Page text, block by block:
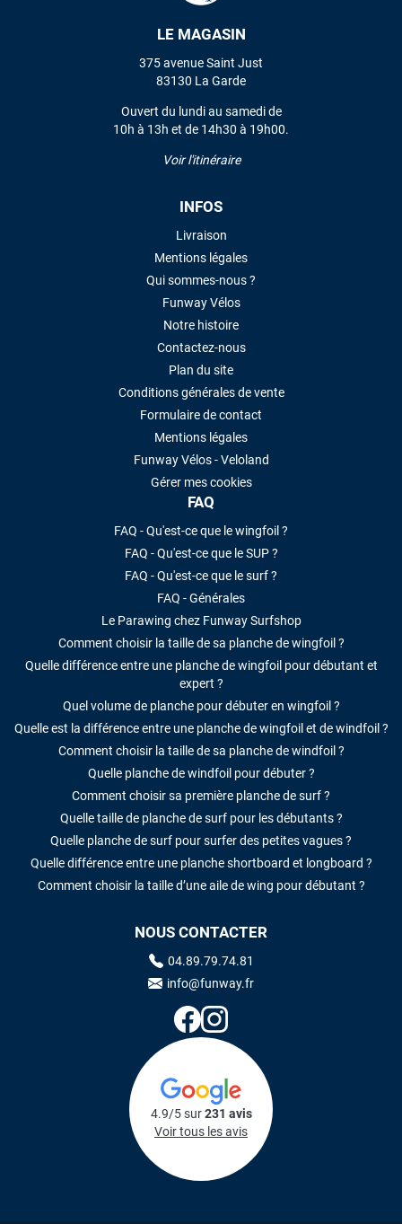
LE MAGASIN
375 avenue Saint Just
83130 La Garde
Ouvert du lundi au samedi de
10h à 13h et de 14h30 à 19h00.
Voir l'itinéraire
INFOS
Livraison
Mentions légales
Qui sommes-nous ?
Funway Vélos
Notre histoire
Contactez-nous
Plan du site
Conditions générales de vente
Formulaire de contact
Mentions légales
Funway Vélos - Veloland
Gérer mes cookies
FAQ
FAQ - Qu'est-ce que le wingfoil ?
FAQ - Qu'est-ce que le SUP ?
FAQ - Qu'est-ce que le surf ?
FAQ - Générales
Le Parawing chez Funway Surfshop
Comment choisir la taille de sa planche de wingfoil ?
Quelle différence entre une planche de wingfoil pour débutant et
expert ?
Quel volume de planche pour débuter en wingfoil ?
Quelle est la différence entre une planche de wingfoil et de windfoil ?
Comment choisir la taille de sa planche de windfoil ?
Quelle planche de windfoil pour débuter ?
Comment choisir sa première planche de surf ?
Quelle taille de planche de surf pour les débutants ?
Quelle planche de surf pour surfer des petites vagues ?
Quelle différence entre une planche shortboard et longboard ?
Comment choisir la taille d’une aile de wing pour débutant ?
NOUS CONTACTER
04.89.79.74.81
info@funway.fr
4.9/5 sur231 avis
Voir tous les avis
LAISSER UN AVIS